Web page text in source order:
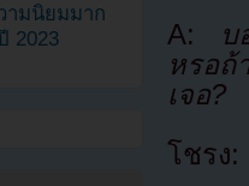
A:
บ
หรอถ้
เจอ?
โชรง:
ามนิยมมาก
2023